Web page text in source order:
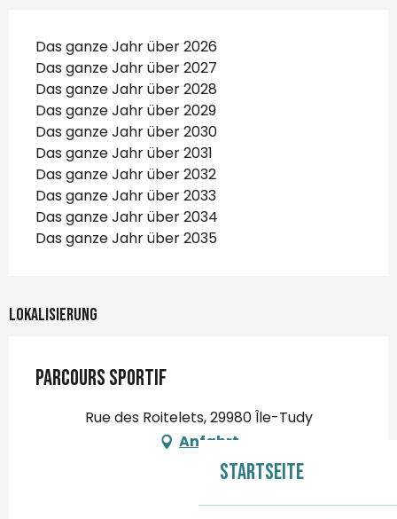
Startseite
Das ganze Jahr über 2026
Das ganze Jahr über 2027
Das ganze Jahr über 2028
Das ganze Jahr über 2029
Das ganze Jahr über 2030
Das ganze Jahr über 2031
Das ganze Jahr über 2032
Das ganze Jahr über 2033
Das ganze Jahr über 2034
Das ganze Jahr über 2035
Lokalisierung
Parcours sportif
Rue des Roitelets, 29980 Île-Tudy
Anfahrt